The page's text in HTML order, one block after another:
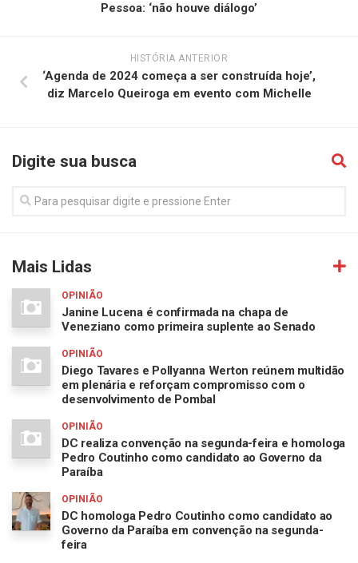
Pessoa: ‘não houve diálogo’
HISTÓRIA ANTERIOR
‘Agenda de 2024 começa a ser construída hoje’,
diz Marcelo Queiroga em evento com Michelle
Digite sua busca
Mais Lidas
OPINIÃO
Janine Lucena é confirmada na chapa de
Veneziano como primeira suplente ao Senado
OPINIÃO
Diego Tavares e Pollyanna Werton reúnem multidão
em plenária e reforçam compromisso com o
desenvolvimento de Pombal
OPINIÃO
DC realiza convenção na segunda-feira e homologa
Pedro Coutinho como candidato ao Governo da
Paraíba
OPINIÃO
DC homologa Pedro Coutinho como candidato ao
Governo da Paraíba em convenção na segunda-
feira